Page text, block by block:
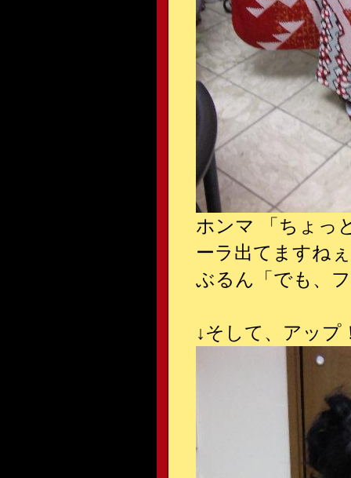
ホンマ 「ちょっ
ーラ出てますね
ぶるん「でも、
↓そして、アップ